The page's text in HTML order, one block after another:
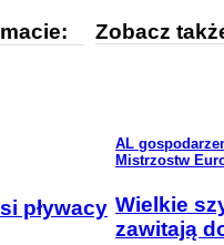
Zobacz
pływacy
AL
Mistrzostw
Wielkie
zawitają